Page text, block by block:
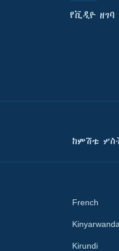
የቪዲዮ ዘገባ
ከምሽቱ
French
Kirundi